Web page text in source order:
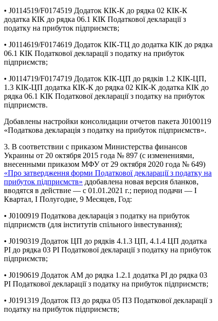
• J0114519/F0174519 Додаток КІК-К до рядка 02 КІК-К
додатка КІК до рядка 06.1 КІК Податкової декларації з
податку на прибуток підприємств;
• J0114619/F0174619 Додаток КІК-ТЦ до додатка КІК до рядка
06.1 КІК Податкової декларації з податку на прибуток
підприємств;
• J0114719/F0174719 Додаток КІК-ЦП до рядків 1.2 КІК-ЦП,
1.3 КІК-ЦП додатка КІК-К до рядка 02 КІК-К додатка КІК до
рядка 06.1 КІК Податкової декларації з податку на прибуток
підприємств.
Добавлены настройки консолидации отчетов пакета J0100119
«Податкова декларація з податку на прибуток підприємств».
3. В соответствии с приказом Министерства финансов
Украины от 20 октября 2015 года № 897 (с изменениями,
внесенными приказом МФУ от 29 октября 2020 года № 649)
«Про затвердження форми Податкової декларації з податку на
прибуток підприємств» ддобавлена новая версия бланков,
вводятся в действие — с 01.01.2021 г.; период подачи — І
Квартал, І Полугодие, 9 Месяцев, Год:
• J0100919 Податкова декларація з податку на прибуток
підприємств (для інститутів спільного інвестування);
• J0190319 Додаток ЦП до рядків 4.1.3 ЦП, 4.1.4 ЦП додатка
РІ до рядка 03 РІ Податкової декларації з податку на прибуток
підприємств;
• J0190619 Додаток АМ до рядка 1.2.1 додатка РІ до рядка 03
РІ Податкової декларації з податку на прибуток підприємств;
• J0191319 Додаток ПЗ до рядка 05 ПЗ Податкової декларації з
податку на прибуток підприємств;